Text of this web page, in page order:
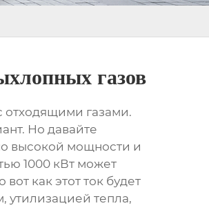
газов
отходящими газами.
Но давайте
высокой мощности и
1000 кВтможет
как этот ток будет
утилизацией тепла,